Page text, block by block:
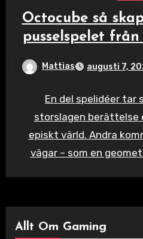
Octocube så
pusselspelet
Mattias augusti 7,
En del spelidéer tar
storslagen berättelse
episkt värld. Andra
vägar – som en
Allt Om Gaming